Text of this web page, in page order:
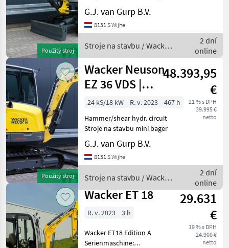
Použitý stroj
G.J. van Gurp B.V.
8131 S Wijhe
Stroje na stavbu / Wacker
Neuson
2 dní
online
Použitý stroj
Wacker Neuson
EZ 36 VDS |
Powertilt | 2023
48.393,95
€
21 % s DPH
39.995 €
netto
24 kS/18 kW R. v. 2023
467 h
Hammer/shear hydr. circuit
Stroje na stavbu mini bager
G.J. van Gurp B.V.
8131 S Wijhe
Stroje na stavbu / Wacker
Neuson
2 dní
online
Wacker ET 18
29.631
€
19 % s DPH
24.900 €
netto
R. v. 2023 3 h
Wacker ET18 Edition A
Serienmaschine: